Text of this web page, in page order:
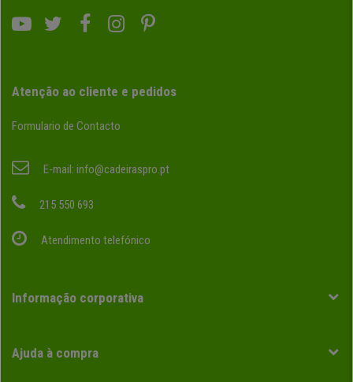
Atenção ao cliente e pedidos
Formulario de Contacto
E-mail: info@cadeiraspro.pt
215 550 693
Atendimento telefónico
Informação corporativa
Ajuda à compra